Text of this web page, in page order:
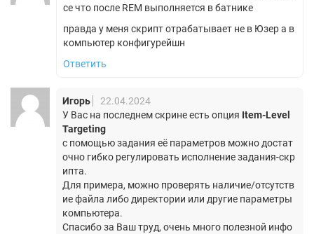
се что после REM выполняется в батнике
правда у меня скрипт отрабатывает не в Юзер а в
компьютер конфигурейшн
Ответить
Игорь
22.04.2024
У Вас на последнем скрине есть опция Item-Level
Targeting
с помощью задания её параметров можно достат
очно гибко регулировать исполнение задания-скр
ипта.
Для примера, можно проверять наличие/отсутств
ие файла либо директории или другие параметры
компьютера.
Спасибо за Ваш труд, очень много полезной инфо